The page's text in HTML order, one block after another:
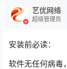
艺优网络
超级管理员
安装前必读：
软件无任何病毒